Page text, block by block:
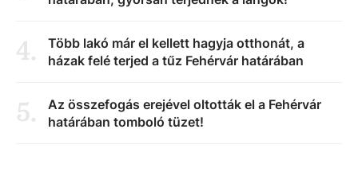
4.
Több lakó már el kellett hagyja otthonát, a
házak felé terjed a tűz Fehérvár határában
5.
Az összefogás erejével oltották el a Fehérvár
határában tomboló tüzet!